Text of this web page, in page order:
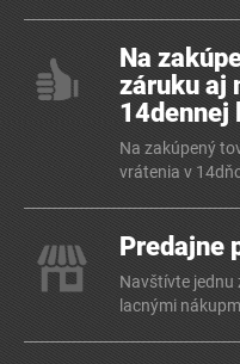
Na
záruku aj
14dennej
Na zakúpený
vrátenia v
Predajne
Navštívte jednu
lacnými